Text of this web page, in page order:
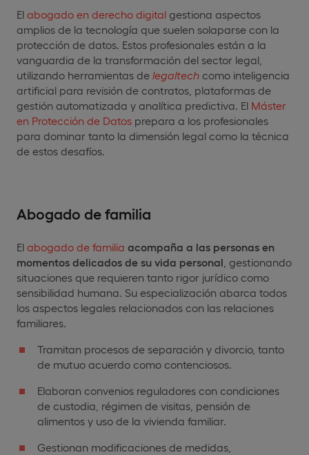
El abogado en derecho digital gestiona aspectos
amplios de la tecnología que suelen solaparse con la
protección de datos. Estos profesionales están a la
vanguardia de la transformación del sector legal,
utilizando herramientas de legaltech como inteligencia
artificial para revisión de contratos, plataformas de
gestión automatizada y analítica predictiva. El Máster
en Protección de Datos prepara a los profesionales
para dominar tanto la dimensión legal como la técnica
de estos desafíos.
Abogado de familia
El abogado de familia acompaña a las personas en
momentos delicados de su vida personal , gestionando
situaciones que requieren tanto rigor jurídico como
sensibilidad humana. Su especialización abarca todos
los aspectos legales relacionados con las relaciones
familiares.
Tramitan procesos de separación y divorcio, tanto
de mutuo acuerdo como contenciosos.
Elaboran convenios reguladores con condiciones
de custodia, régimen de visitas, pensión de
alimentos y uso de la vivienda familiar.
Gestionan modificaciones de medidas,